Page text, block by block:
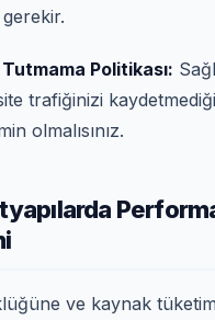
Politikası:
trafiğinizi
olmalısınız.
ve kaynak